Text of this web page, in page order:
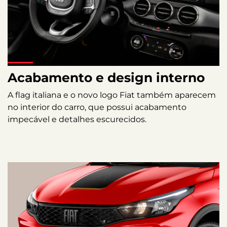
Acabamento e design interno
A flag italiana e o novo logo Fiat também aparecem
no interior do carro, que possui acabamento
impecável e detalhes escurecidos.